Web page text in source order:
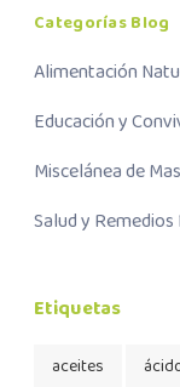
Categorías Blog
Alimentación
Educación y
Miscelánea de
Salud y
Etiquetas
aceites